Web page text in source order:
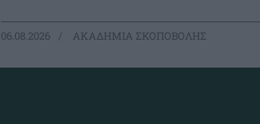
06.08.2026 ΑΚΑΔΗΜΙΑ ΣΚΟΠΟΒΟΛΗΣ